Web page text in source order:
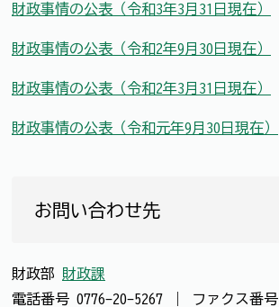
財政事情の公表（令和3年3月31日現在）
財政事情の公表（令和2年9月30日現在）
財政事情の公表（令和2年3月31日現在）
財政事情の公表（令和元年9月30日現在）
お問い合わせ先
財政部
財政課
電話番号 0776-20-5267 ファクス番号